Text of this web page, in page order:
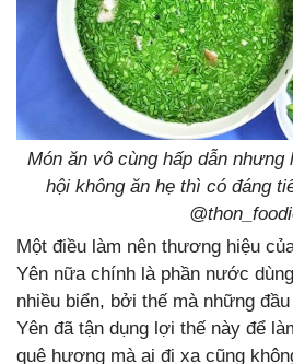
Món ăn vô cùng hấp dẫn
hội không ăn hẹ thì có đáng
Một điều làm nên thương hiệu
Yên nữa chính là phần nước
nhiều biển, bởi thế mà những
Yên đã tận dụng lợi thế này để
quê hương mà ai đi xa cũng